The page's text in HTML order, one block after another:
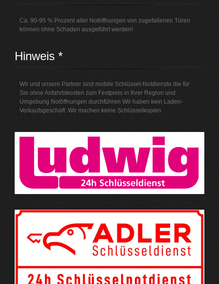
Ca. 90-95 % Prozent aller Notöffnungen von zugefallenen Türen
können ohne Schaden ausgeführt werden!
Hinweis *
Wir und unsere Partner sind mobile Schlüssel-Notdienste die für
Sie ohne Anfahrtskosten zum Festpreis in Ihrer Region und
Umgebung Notöffnungen durchführen Wir haben kein Laden-
Verkaufsgeschäft. Wir machen keine Schlüsselkopien